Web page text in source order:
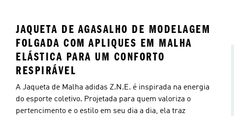
JAQUETA DE AGASALHO DE MODELAGEM
FOLGADA COM APLIQUES EM MALHA
ELÁSTICA PARA UM CONFORTO
RESPIRÁVEL
A Jaqueta de Malha adidas Z.N.E. é inspirada na energia
do esporte coletivo. Projetada para quem valoriza o
pertencimento e o estilo em seu dia a dia, ela traz